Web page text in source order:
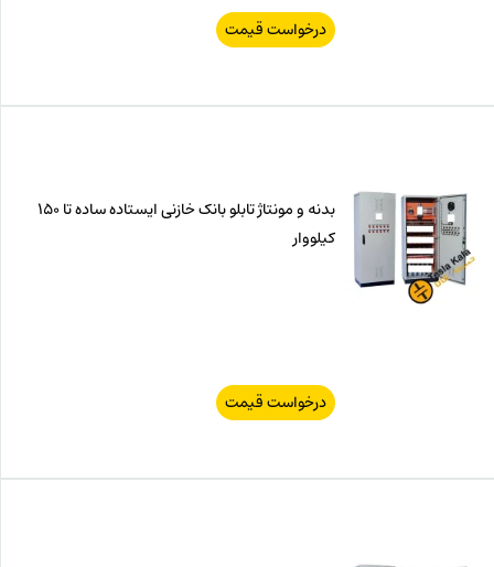
درخواست قیمت
بدنه و مونتاژ تابلو بانک خازنی ایستاده ساده تا 150
کیلووار
درخواست قیمت